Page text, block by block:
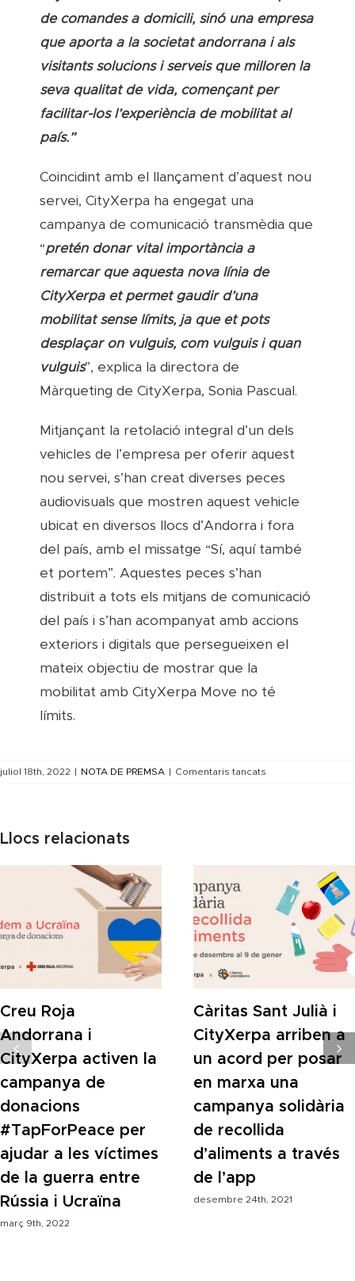
de comandes a domicili, sinó una empresa
que aporta a la societat andorrana i als
visitants solucions i serveis que milloren la
seva qualitat de vida, començant per
facilitar-los l’experiència de mobilitat al
país.”
Coincidint amb el llançament d’aquest nou
servei, CityXerpa ha engegat una
campanya de comunicació transmèdia que
“pretén donar vital importància a
remarcar que aquesta nova línia de
CityXerpa et permet gaudir d’una
mobilitat sense límits, ja que et pots
desplaçar on vulguis, com vulguis i quan
vulguis”, explica la directora de
Màrqueting de CityXerpa, Sonia Pascual.
Mitjançant la retolació integral d’un dels
vehicles de l’empresa per oferir aquest
nou servei, s’han creat diverses peces
audiovisuals que mostren aquest vehicle
ubicat en diversos llocs d’Andorra i fora
del país, amb el missatge “Sí, aquí també
et portem”. Aquestes peces s’han
distribuït a tots els mitjans de comunicació
del país i s’han acompanyat amb accions
exteriors i digitals que persegueixen el
mateix objectiu de mostrar que la
mobilitat amb CityXerpa Move no té
límits.
juliol 18th, 2022 | NOTA DE PREMSA | Comentaris tancats
VTC
app
Llocs relacionats
Creu Roja
Andorrana i
CityXerpa activen la
campanya de
donacions
#TapForPeace per
ajudar a les víctimes
de la guerra entre
Rússia i Ucraïna
març 9th, 2022
Càritas Sant Julià i
CityXerpa arriben a
un acord per posar
en marxa una
campanya solidària
de recollida
d’aliments a través
de l’app
desembre 24th, 2021